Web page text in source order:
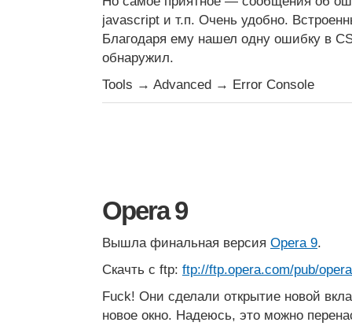
javascript и т.п. Очень удобно.
Благодаря ему нашел одну ошибку в
обнаружил.
Tools → Advanced → Error Console
Opera 9
Вышла финальная версия Opera 9.
Скачть с ftp: ftp://ftp.opera.com/pub/
Fuck! Они сделали открытие новой
новое окно. Надеюсь, это можно